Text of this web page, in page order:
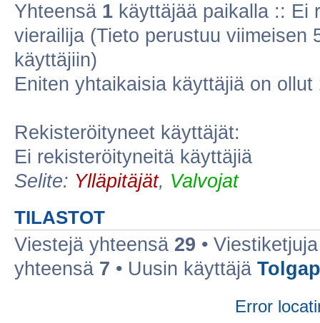
Yhteensä 1 käyttäjää paikalla :: Ei
vierailija (Tieto perustuu viimeisen
käyttäjiin)
Eniten yhtaikaisia käyttäjiä on ollut
Rekisteröityneet käyttäjät:
Ei rekisteröityneitä käyttäjiä
Selite: Ylläpitäjät, Valvojat
TILASTOT
Viestejä yhteensä 29 •
yhteensä 7 • Uusin käyttäjä
Error